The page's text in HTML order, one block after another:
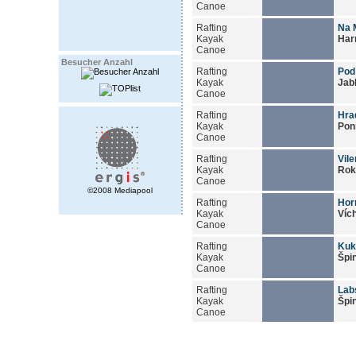
Besucher Anzahl
©2008 Mediapool
Canoe
Rafting
Kayak
Canoe
Na
Rafting
Kayak
Canoe
Rafting
Kayak
Canoe
Rafting
Kayak
Canoe
Rafting
Kayak
Canoe
Rafting
Kayak
Canoe
Rafting
Kayak
Canoe